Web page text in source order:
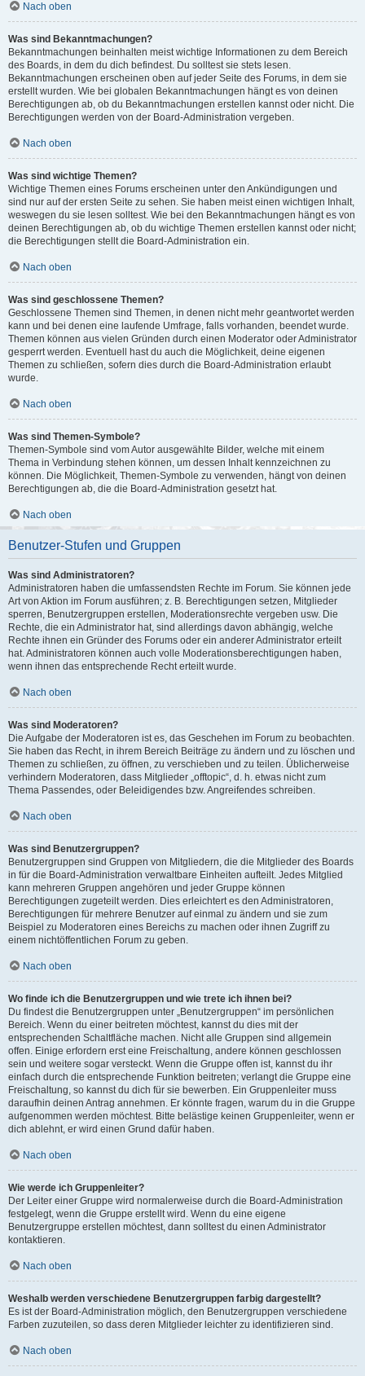
Nach oben
Was sind Bekanntmachungen?
Bekanntmachungen beinhalten meist wichtige Informationen zu dem Bereich
des Boards, in dem du dich befindest. Du solltest sie stets lesen.
Bekanntmachungen erscheinen oben auf jeder Seite des Forums, in dem sie
erstellt wurden. Wie bei globalen Bekanntmachungen hängt es von deinen
Berechtigungen ab, ob du Bekanntmachungen erstellen kannst oder nicht. Die
Berechtigungen werden von der Board-Administration vergeben.
Nach oben
Was sind wichtige Themen?
Wichtige Themen eines Forums erscheinen unter den Ankündigungen und
sind nur auf der ersten Seite zu sehen. Sie haben meist einen wichtigen Inhalt,
weswegen du sie lesen solltest. Wie bei den Bekanntmachungen hängt es von
deinen Berechtigungen ab, ob du wichtige Themen erstellen kannst oder nicht;
die Berechtigungen stellt die Board-Administration ein.
Nach oben
Was sind geschlossene Themen?
Geschlossene Themen sind Themen, in denen nicht mehr geantwortet werden
kann und bei denen eine laufende Umfrage, falls vorhanden, beendet wurde.
Themen können aus vielen Gründen durch einen Moderator oder Administrator
gesperrt werden. Eventuell hast du auch die Möglichkeit, deine eigenen
Themen zu schließen, sofern dies durch die Board-Administration erlaubt
wurde.
Nach oben
Was sind Themen-Symbole?
Themen-Symbole sind vom Autor ausgewählte Bilder, welche mit einem
Thema in Verbindung stehen können, um dessen Inhalt kennzeichnen zu
können. Die Möglichkeit, Themen-Symbole zu verwenden, hängt von deinen
Berechtigungen ab, die die Board-Administration gesetzt hat.
Nach oben
Benutzer-Stufen und Gruppen
Was sind Administratoren?
Administratoren haben die umfassendsten Rechte im Forum. Sie können jede
Art von Aktion im Forum ausführen; z. B. Berechtigungen setzen, Mitglieder
sperren, Benutzergruppen erstellen, Moderationsrechte vergeben usw. Die
Rechte, die ein Administrator hat, sind allerdings davon abhängig, welche
Rechte ihnen ein Gründer des Forums oder ein anderer Administrator erteilt
hat. Administratoren können auch volle Moderationsberechtigungen haben,
wenn ihnen das entsprechende Recht erteilt wurde.
Nach oben
Was sind Moderatoren?
Die Aufgabe der Moderatoren ist es, das Geschehen im Forum zu beobachten.
Sie haben das Recht, in ihrem Bereich Beiträge zu ändern und zu löschen und
Themen zu schließen, zu öffnen, zu verschieben und zu teilen. Üblicherweise
verhindern Moderatoren, dass Mitglieder „offtopic“, d. h. etwas nicht zum
Thema Passendes, oder Beleidigendes bzw. Angreifendes schreiben.
Nach oben
Was sind Benutzergruppen?
Benutzergruppen sind Gruppen von Mitgliedern, die die Mitglieder des Boards
in für die Board-Administration verwaltbare Einheiten aufteilt. Jedes Mitglied
kann mehreren Gruppen angehören und jeder Gruppe können
Berechtigungen zugeteilt werden. Dies erleichtert es den Administratoren,
Berechtigungen für mehrere Benutzer auf einmal zu ändern und sie zum
Beispiel zu Moderatoren eines Bereichs zu machen oder ihnen Zugriff zu
einem nichtöffentlichen Forum zu geben.
Nach oben
Wo finde ich die Benutzergruppen und wie trete ich ihnen bei?
Du findest die Benutzergruppen unter „Benutzergruppen“ im persönlichen
Bereich. Wenn du einer beitreten möchtest, kannst du dies mit der
entsprechenden Schaltfläche machen. Nicht alle Gruppen sind allgemein
offen. Einige erfordern erst eine Freischaltung, andere können geschlossen
sein und weitere sogar versteckt. Wenn die Gruppe offen ist, kannst du ihr
einfach durch die entsprechende Funktion beitreten; verlangt die Gruppe eine
Freischaltung, so kannst du dich für sie bewerben. Ein Gruppenleiter muss
daraufhin deinen Antrag annehmen. Er könnte fragen, warum du in die Gruppe
aufgenommen werden möchtest. Bitte belästige keinen Gruppenleiter, wenn er
dich ablehnt, er wird einen Grund dafür haben.
Nach oben
Wie werde ich Gruppenleiter?
Der Leiter einer Gruppe wird normalerweise durch die Board-Administration
festgelegt, wenn die Gruppe erstellt wird. Wenn du eine eigene
Benutzergruppe erstellen möchtest, dann solltest du einen Administrator
kontaktieren.
Nach oben
Weshalb werden verschiedene Benutzergruppen farbig dargestellt?
Es ist der Board-Administration möglich, den Benutzergruppen verschiedene
Farben zuzuteilen, so dass deren Mitglieder leichter zu identifizieren sind.
Nach oben